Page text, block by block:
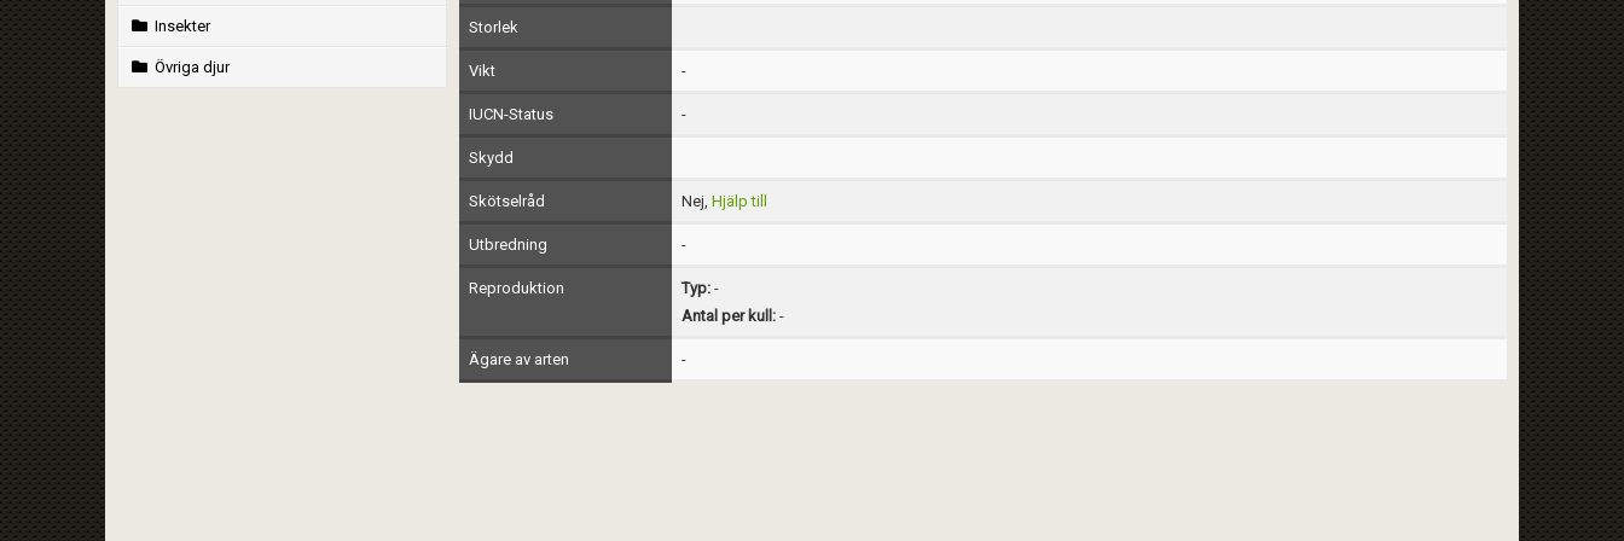
Insekter
Övriga djur
Storlek
Vikt -
IUCN-Status -
Skydd
Skötselråd Nej, Hjälp till
Utbredning -
Reproduktion Typ:-
Antal per kull:-
Ägare av arten -